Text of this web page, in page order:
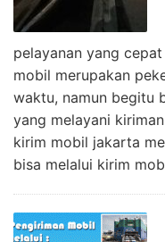
pelayanan yang
mobil merupakan
waktu, namun begitu
yang melayani
kirim mobil jakarta
bisa melalui kirim